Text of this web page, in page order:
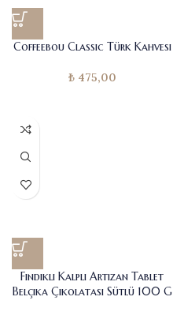
Coffeebou Classic Türk Kahvesi
₺475,00
Fındıklı Kalpli Artizan Tablet
Belçika Çikolatası Sütlü 100 G